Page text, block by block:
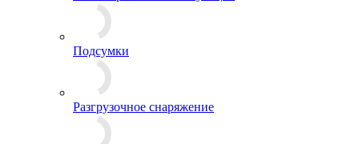
Береты
Кепки
Панамы